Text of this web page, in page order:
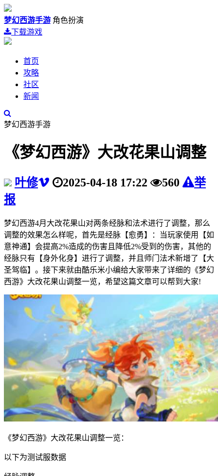
梦幻西游手游 角色扮演
下载游戏
首页
攻略
社区
新闻
梦幻西游手游
《梦幻西游》大改花果山调整
叶修 2025-04-18 17:22 560
举
报
梦幻西游4月大改花果山对两条经脉和法术进行了调整，那么
调整的效果怎么样呢，首先是经脉【愈勇】：当玩家使用【如
意神通】会提高2%造成的伤害且降低2%受到的伤害，其他的
经脉只有【身外化身】进行了调整，并且师门法术新增了【大
圣驾临】。接下来就由酷乐米小编给大家带来了详细的《梦幻
西游》大改花果山调整一览，希望这篇文章可以帮到大家!
《梦幻西游》大改花果山调整一览：
以下为测试服数据